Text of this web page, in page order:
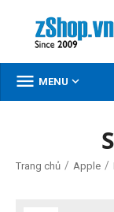
 MENU 
Trang chủ / Apple /